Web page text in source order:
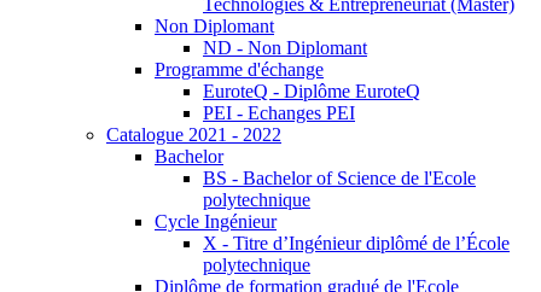
Technologies & Entrepreneuriat (Master)
Non Diplomant
ND - Non Diplomant
Programme d'échange
EuroteQ - Diplôme EuroteQ
PEI - Echanges PEI
Catalogue 2021 - 2022
Bachelor
BS - Bachelor of Science de l'Ecole
polytechnique
Cycle Ingénieur
X - Titre d’Ingénieur diplômé de l’École
polytechnique
Diplôme de formation gradué de l'Ecole